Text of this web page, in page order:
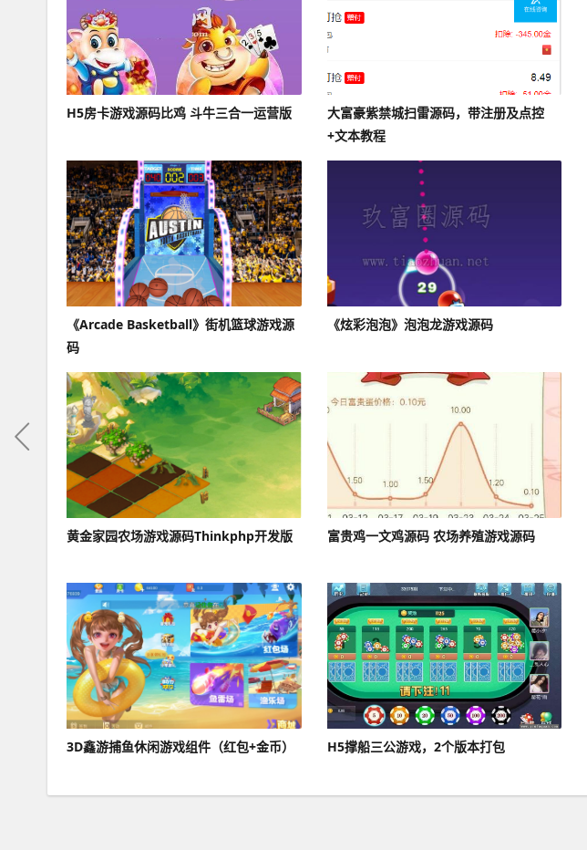
H5房卡游戏源码比鸡 斗牛三合一运营版
大富豪紫禁城扫雷源码，带注册及点控
+文本教程
《Arcade Basketball》街机篮球游戏源
码
《炫彩泡泡》泡泡龙游戏源码
黄金家园农场游戏源码Thinkphp开发版 富贵鸡一文鸡源码 农场养殖游戏源码
3D鑫游捕鱼休闲游戏组件（红包+金币） H5撑船三公游戏，2个版本打包